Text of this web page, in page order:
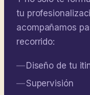
tu
acompañamos
recorrido:
Diseño de tu
Supervisión